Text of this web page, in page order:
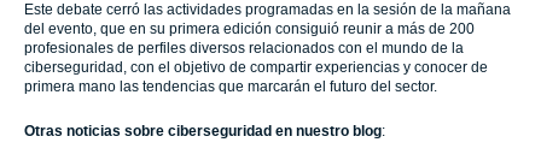
Este debate cerró las actividades programadas en la sesión de la mañana
del evento, que en su primera edición consiguió reunir a más de 200
profesionales de perfiles diversos relacionados con el mundo de la
ciberseguridad, con el objetivo de compartir experiencias y conocer de
primera mano las tendencias que marcarán el futuro del sector.
Otras noticias sobre ciberseguridad en nuestro blog: